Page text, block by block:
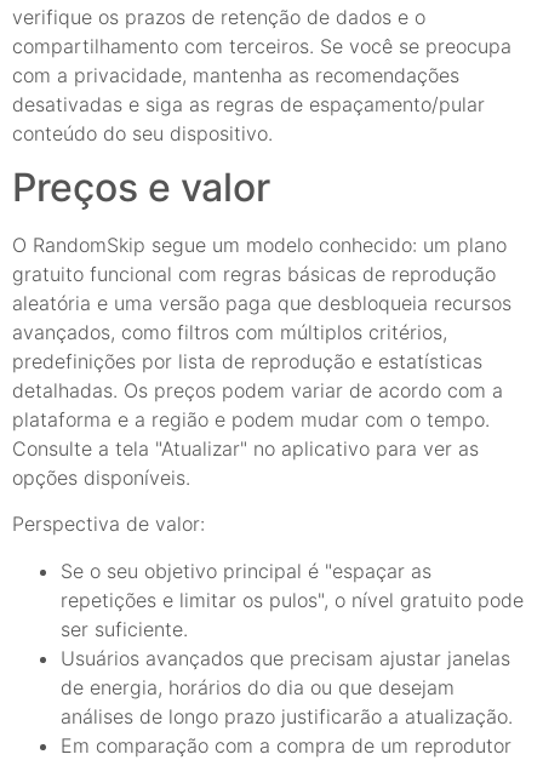
verifique os prazos de retenção de dados e o
compartilhamento com terceiros. Se você se preocupa
com a privacidade, mantenha as recomendações
desativadas e siga as regras de espaçamento/pular
conteúdo do seu dispositivo.
Preços e valor
O RandomSkip segue um modelo conhecido: um plano
gratuito funcional com regras básicas de reprodução
aleatória e uma versão paga que desbloqueia recursos
avançados, como filtros com múltiplos critérios,
predefinições por lista de reprodução e estatísticas
detalhadas. Os preços podem variar de acordo com a
plataforma e a região e podem mudar com o tempo.
Consulte a tela "Atualizar" no aplicativo para ver as
opções disponíveis.
Perspectiva de valor:
Se o seu objetivo principal é "espaçar as
repetições e limitar os pulos", o nível gratuito pode
ser suficiente.
Usuários avançados que precisam ajustar janelas
de energia, horários do dia ou que desejam
análises de longo prazo justificarão a atualização.
Em comparação com a compra de um reprodutor